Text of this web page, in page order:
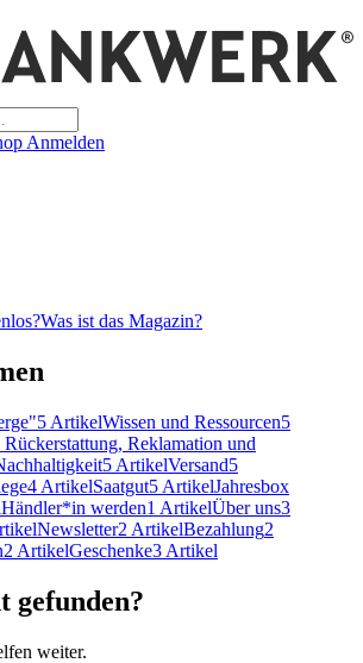
Anmelden
Was ist das Magazin?
5 ArtikelWissen und Ressourcen5
Reklamation und
5 ArtikelVersand5
4 ArtikelSaatgut5 ArtikelJahresbox
Händler*in werden1 ArtikelÜber uns3
Newsletter2 ArtikelBezahlung2
2 ArtikelGeschenke3 Artikel
gefunden?
weiter.